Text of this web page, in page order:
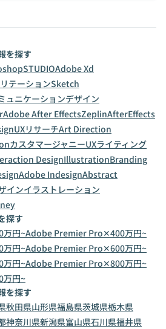
を探す
STUDIOAdobe Xd
テーションSketch
ュニケーションデザイン
Adobe After EffectsZeplinAfterEffects
UXリサーチArt Direction
カスタマージャニーUXライティング
DesignIllustrationBranding
Adobe IndesignAbstract
インイラストレーション
探す
円~Adobe Premier Pro✕400万円~
円~Adobe Premier Pro✕600万円~
円~Adobe Premier Pro✕800万円~
円~
を探す
秋田県山形県福島県茨城県栃木県
神奈川県新潟県富山県石川県福井県